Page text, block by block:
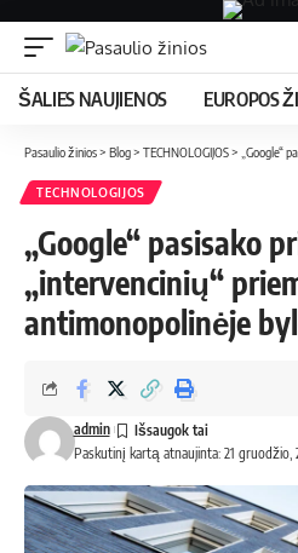
ŠALIES NAUJIENOS EUROPOS
Pasaulio žinios> Blog> TECHNOLOGIJOS> „Google“
TECHNOLOGIJOS
„Google“ pasisako
„intervencinių“
antimonopolinėje
Paskutinį kartą atnaujinta: 21 gruodžio,
admin